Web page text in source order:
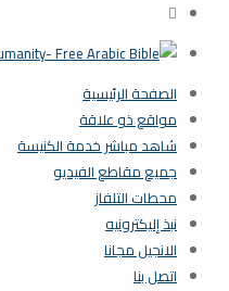
الصفحة الرئيسية
مواقع ذو علاقة
شاهد مباشر خدمة الكنيسة
جميع مقاطع الفيديو
محطات التلفاز
نبذ إليكترونيه
الانجيل مجانا
اتصل بنا